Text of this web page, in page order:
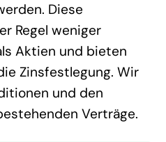
Diese
Regel weniger
Aktien und bieten
Zinsfestlegung. Wir
und den
Verträge.